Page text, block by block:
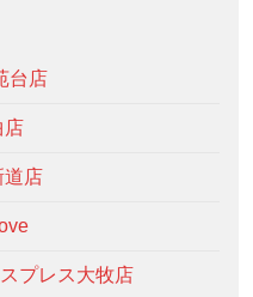
台店
店
道店
プレス大牧店